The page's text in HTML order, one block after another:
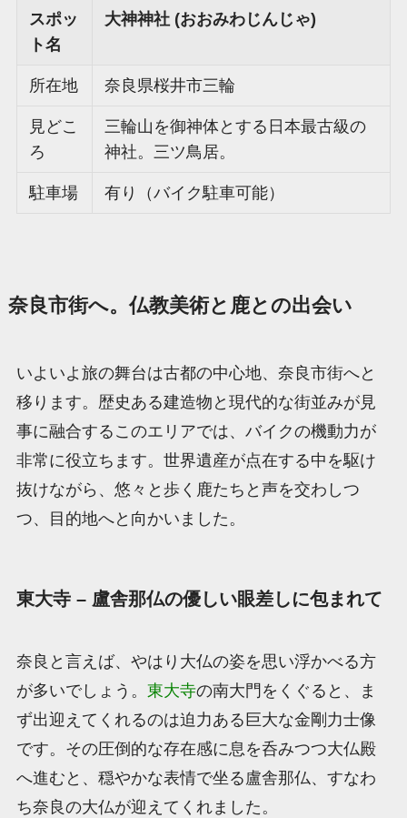
スポッ
ト名
大神神社 (おおみわじんじゃ)
所在地 奈良県桜井市三輪
見どこ
ろ
三輪山を御神体とする日本最古級の
神社。三ツ鳥居。
駐車場 有り（バイク駐車可能）
奈良市街へ。仏教美術と鹿との出会い
いよいよ旅の舞台は古都の中心地、奈良市街へと
移ります。歴史ある建造物と現代的な街並みが見
事に融合するこのエリアでは、バイクの機動力が
非常に役立ちます。世界遺産が点在する中を駆け
抜けながら、悠々と歩く鹿たちと声を交わしつ
つ、目的地へと向かいました。
東大寺 – 盧舎那仏の優しい眼差しに包まれて
奈良と言えば、やはり大仏の姿を思い浮かべる方
が多いでしょう。 東大寺の南大門をくぐると、ま
ず出迎えてくれるのは迫力ある巨大な金剛力士像
です。その圧倒的な存在感に息を呑みつつ大仏殿
へ進むと、穏やかな表情で坐る盧舎那仏、すなわ
ち奈良の大仏が迎えてくれました。